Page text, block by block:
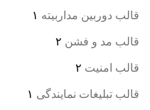
قالب دوربین مداربیته ۱
قالب مد و فشن ۲
قالب امنیت ۲
قالب تبلیغات نمایندگی ۱